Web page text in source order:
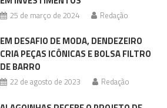
25 de março de 2024 Redação
EM DESAFIO DE MODA, DENDEZEIRO
CRIA PEÇAS ICÔNICAS E BOLSA FILTRO
DE BARRO
22 de agosto de 2023 Redação